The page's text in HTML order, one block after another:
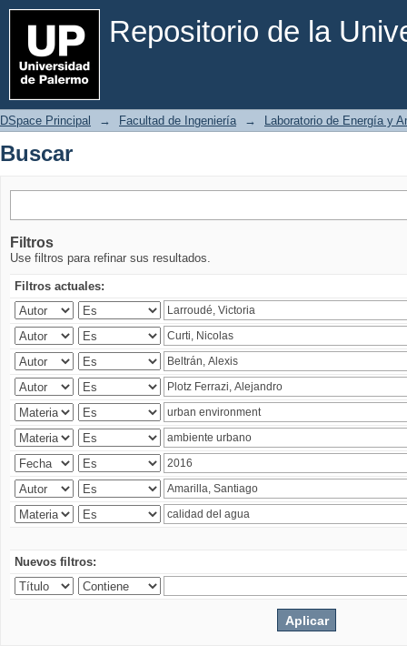
Repositorio de la
Buscar
DSpace Principal → Facultad de Ingeniería → Laboratorio de Energía y
Buscar
Filtros
Use filtros para refinar sus resultados.
Filtros actuales:
Nuevos filtros: